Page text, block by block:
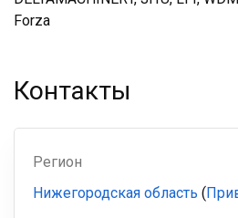
Forza
Контакты
Регион
Нижегородская область (